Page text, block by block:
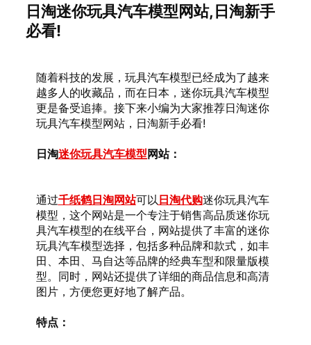
日淘迷你玩具汽车模型网站,日淘新手
必看!
随着科技的发展，玩具汽车模型已经成为了越来
越多人的收藏品，而在日本，迷你玩具汽车模型
更是备受追捧。接下来小编为大家推荐日淘迷你
玩具汽车模型网站，日淘新手必看!
日淘迷你玩具汽车模型 网站：
通过千纸鹤日淘网站可以 日淘代购迷你玩具汽车
模型，这个网站是一个专注于销售高品质迷你玩
具汽车模型的在线平台，网站提供了丰富的迷你
玩具汽车模型选择，包括多种品牌和款式，如丰
田、本田、马自达等品牌的经典车型和限量版模
型。同时，网站还提供了详细的商品信息和高清
图片，方便您更好地了解产品。
特点：